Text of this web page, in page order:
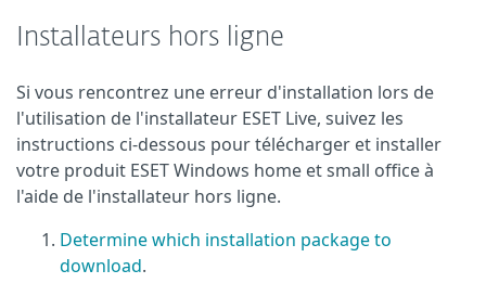
Installateurs hors ligne
Si vous rencontrez une erreur d'installation lors de
l'utilisation de l'installateur ESET Live, suivez les
instructions ci-dessous pour télécharger et installer
votre produit ESET Windows home et small office à
l'aide de l'installateur hors ligne.
Determine which installation package to
download.